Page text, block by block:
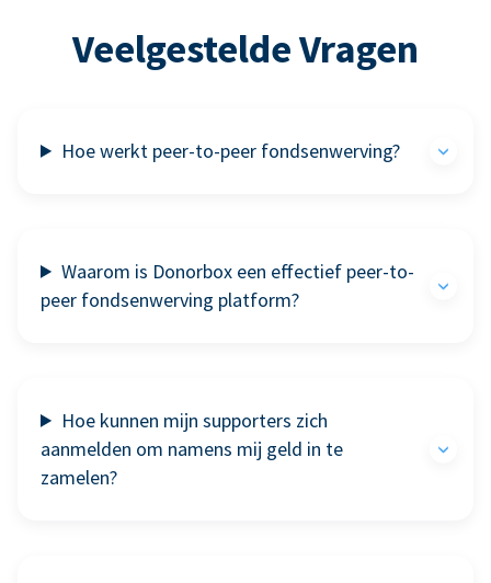
Veelgestelde Vragen
Hoe werkt peer-to-peer fondsenwerving?
Waarom is Donorbox een effectief peer-to-
peer fondsenwerving platform?
Hoe kunnen mijn supporters zich
aanmelden om namens mij geld in te
zamelen?